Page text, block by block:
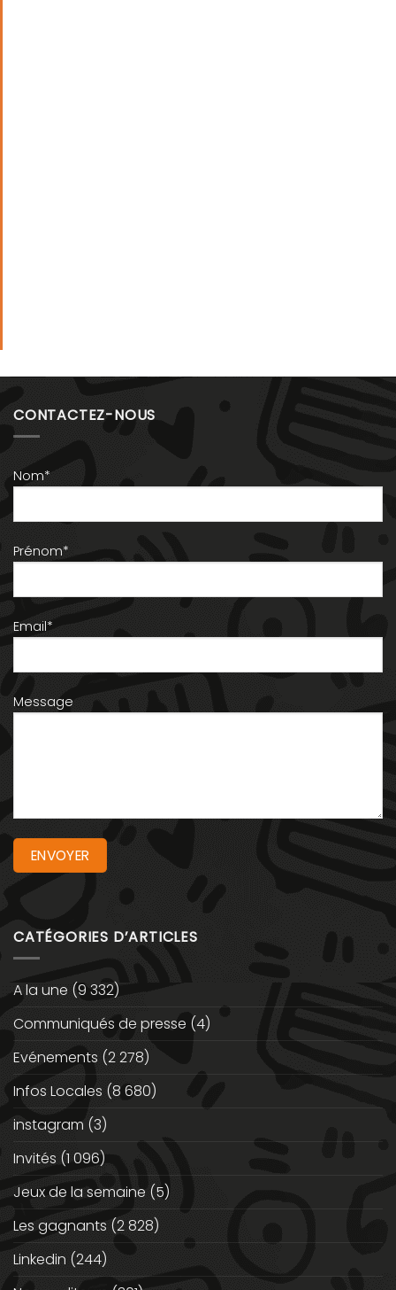
CONTACTEZ-NOUS
Nom*
Prénom*
Email*
Message
CATÉGORIES D’ARTICLES
A la une (9 332)
Communiqués de presse (4)
Evénements (2 278)
Infos Locales (8 680)
instagram (3)
Invités (1 096)
Jeux de la semaine (5)
Les gagnants (2 828)
Linkedin (244)